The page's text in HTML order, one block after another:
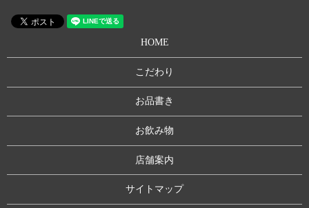
HOME
こだわり
お品書き
お飲み物
店舗案内
サイトマップ